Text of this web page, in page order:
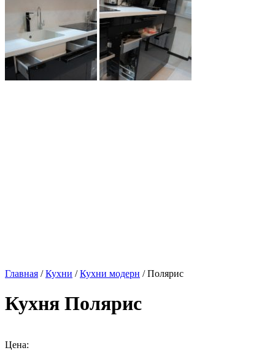
Главная /Кухни /Кухни модерн / Полярис
Кухня Полярис
Цена: